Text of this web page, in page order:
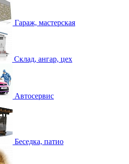
Гараж, мастерская
Склад, ангар, цех
Автосервис
Беседка, патио